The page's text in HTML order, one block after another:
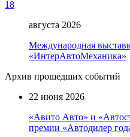
18
августа 2026
Международная
«ИнтерАвтоМеханика»
Архив прошедших событий
22 июня 2026
«Авито Авто» и
премии «Автодилер